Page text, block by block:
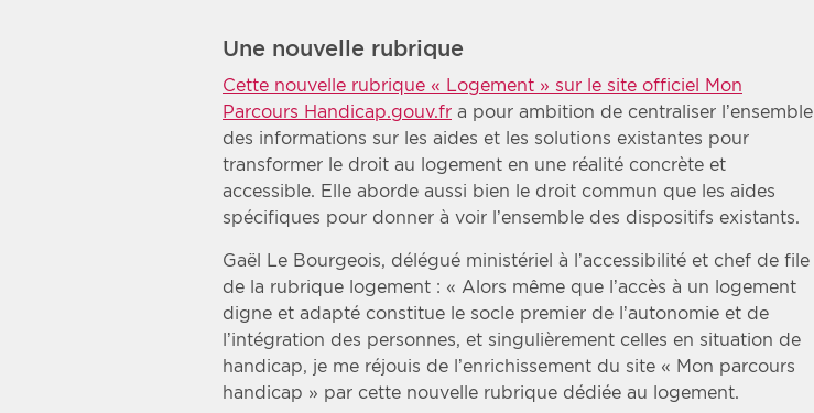
Une nouvelle rubrique
Cette nouvelle rubrique « Logement » sur le site officiel Mon
Parcours Handicap.gouv.fr a pour ambition de centraliser l’ensemble
des informations sur les aides et les solutions existantes pour
transformer le droit au logement en une réalité concrète et
accessible. Elle aborde aussi bien le droit commun que les aides
spécifiques pour donner à voir l’ensemble des dispositifs existants.
Gaël Le Bourgeois, délégué ministériel à l’accessibilité et chef de file
de la rubrique logement : « Alors même que l’accès à un logement
digne et adapté constitue le socle premier de l’autonomie et de
l’intégration des personnes, et singulièrement celles en situation de
handicap, je me réjouis de l’enrichissement du site « Mon parcours
handicap » par cette nouvelle rubrique dédiée au logement.